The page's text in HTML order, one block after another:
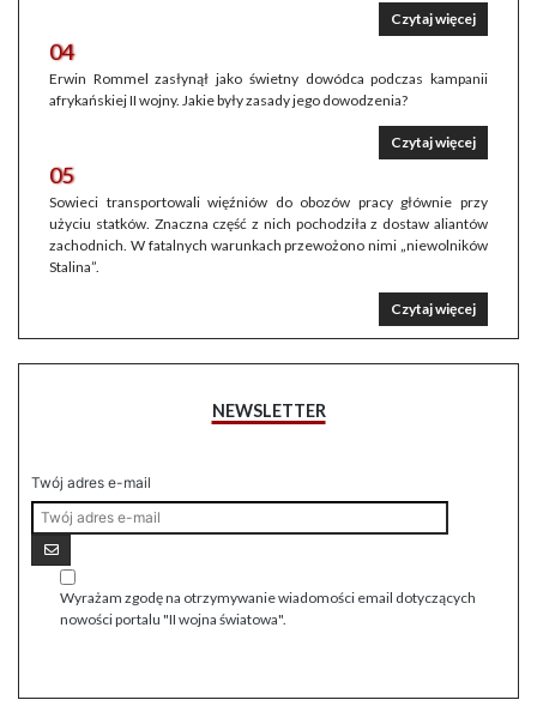
Czytaj więcej
04
Erwin Rommel zasłynął jako świetny dowódca podczas kampanii
afrykańskiej II wojny. Jakie były zasady jego dowodzenia?
Czytaj więcej
05
Sowieci transportowali więźniów do obozów pracy głównie przy
użyciu statków. Znaczna część z nich pochodziła z dostaw aliantów
zachodnich. W fatalnych warunkach przewożono nimi „niewolników
Stalina”.
Czytaj więcej
NEWSLETTER
Twój adres e-mail
Wyrażam zgodę na otrzymywanie wiadomości email dotyczących
nowości portalu "II wojna światowa".